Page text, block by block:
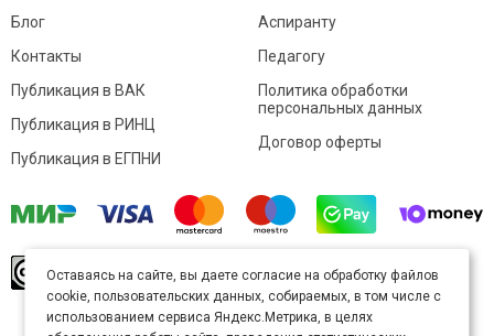
Блог
Контакты
Аспиранту
Педагогу
Публикация в ВАК
Публикация в РИНЦ
Публикация в ЕГПНИ
Политика обработки
персональных данных
Договор оферты
произведение доступно полицензии Creative
Commons «Attribution» («Атрибуция») 4.0
Непортированная.
Оставаясь на сайте, вы даете согласие на обработку файлов
cookie, пользовательских данных, собираемых, в том числе с
использованием сервиса Яндекс.Метрика, в целях